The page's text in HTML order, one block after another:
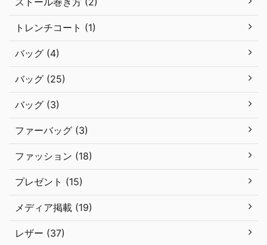
トレンチコート (1)
バッグ (4)
バッグ (25)
バッグ (3)
ファーバッグ (3)
ファッション (18)
プレゼント (15)
メディア掲載 (19)
レザー (37)